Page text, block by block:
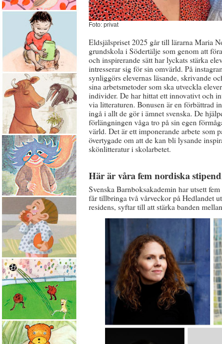
Foto: privat
Eldsjälspriset 2025 går till lärarna Maria
grundskola i Södertälje som genom att
och inspirerande sätt har lyckats stärka
intresserar sig för sin omvärld. På
synliggörs elevernas läsande, skrivande
sina arbetsmetoder som ska utveckla
individer. De har hittat ett innovativt och
via litteraturen. Bonusen är en förbättrad
ingå i allt de gör i ämnet svenska. De
förlängningen våga tro på sin egen
värld. Det är ett imponerande arbete som
övertygade om att de kan bli lysande
skönlitteratur i skolarbetet.
Här är våra fem nordiska
Svenska Barnboksakademin har utsett
får tillbringa två vårveckor på Hedlandet
residens, syftar till att stärka banden